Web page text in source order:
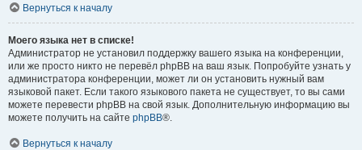
Вернуться к началу
Моего языка нет в списке!
Администратор не установил поддержку вашего языка на конференции,
или же просто никто не перевёл phpBB на ваш язык. Попробуйте узнать у
администратора конференции, может ли он установить нужный вам
языковой пакет. Если такого языкового пакета не существует, то вы сами
можете перевести phpBB на свой язык. Дополнительную информацию вы
можете получить на сайте phpBB®.
Вернуться к началу